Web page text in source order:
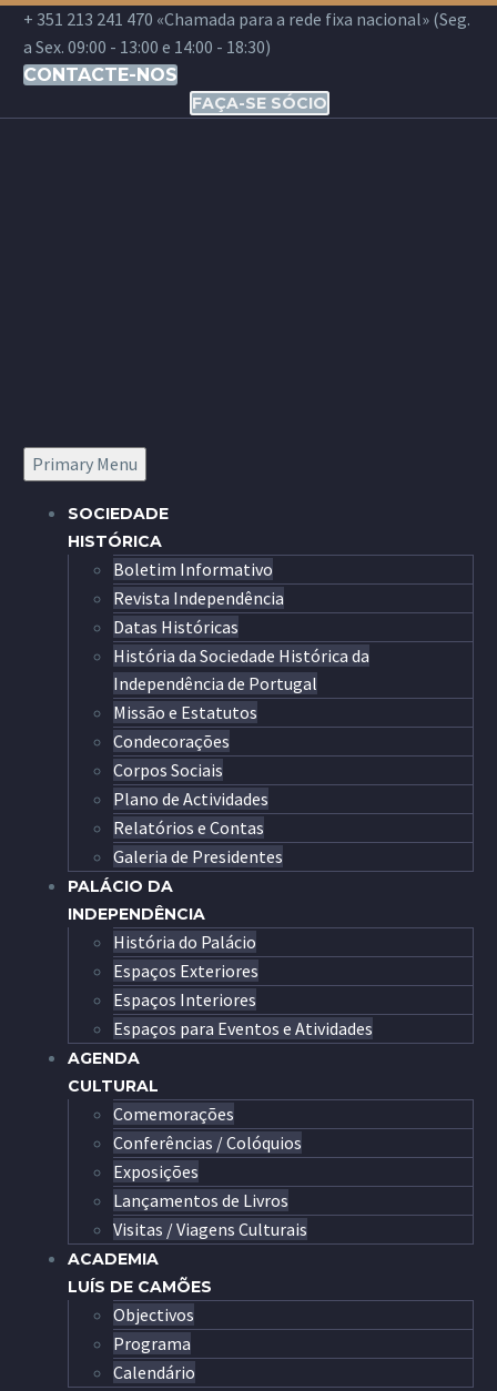
+ 351 213 241 470 «Chamada para a rede fixa nacional» (Seg.
a Sex. 09:00 - 13:00 e 14:00 - 18:30)
CONTACTE-NOS
FAÇA-SE SÓCIO
Primary Menu
SOCIEDADE
HISTÓRICA
Boletim Informativo
Revista Independência
Datas Históricas
História da Sociedade Histórica da
Independência de Portugal
Missão e Estatutos
Condecorações
Corpos Sociais
Plano de Actividades
Relatórios e Contas
Galeria de Presidentes
PALÁCIO DA
INDEPENDÊNCIA
História do Palácio
Espaços Exteriores
Espaços Interiores
Espaços para Eventos e Atividades
AGENDA
CULTURAL
Comemorações
Conferências / Colóquios
Exposições
Lançamentos de Livros
Visitas / Viagens Culturais
ACADEMIA
LUÍS DE CAMÕES
Objectivos
Programa
Calendário